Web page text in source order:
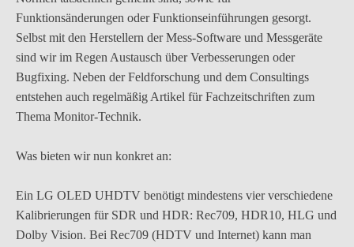
Funktionsänderungen oder Funktionseinführungen gesorgt.
Selbst mit den Herstellern der Mess-Software und Messgeräte
sind wir im Regen Austausch über Verbesserungen oder
Bugfixing. Neben der Feldforschung und dem Consultings
entstehen auch regelmäßig Artikel für Fachzeitschriften zum
Thema Monitor-Technik.
Was bieten wir nun konkret an:
Ein LG OLED UHDTV benötigt mindestens vier verschiedene
Kalibrierungen für SDR und HDR: Rec709, HDR10, HLG und
Dolby Vision. Bei Rec709 (HDTV und Internet) kann man